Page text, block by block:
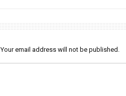
Your email address will not be published.